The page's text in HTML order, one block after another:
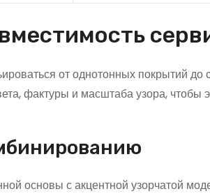
от однотонных покрытий
фактуры и масштаба узора,
основы с акцентной узорчатой